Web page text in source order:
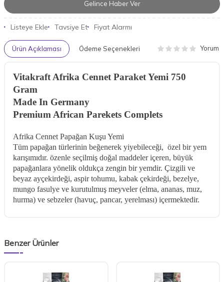
Gelince Haber Ver
Listeye Ekle Tavsiye Et Fiyat Alarmı
Ürün Açıklaması Ödeme Seçenekleri Yorum
Vitakraft Afrika Cennet Paraket Yemi 750
Gram
Made In Germany
Premium African Parekets Complets
Afrika Cennet Papağan Kuşu Yemi
Tüm papağan türlerinin beğenerek yiyebileceği, özel bir yem
karışımıdır. özenle seçilmiş doğal maddeler içeren, büyük
papağanlara yönelik oldukça zengin bir yemdir. Çizgili ve
beyaz ayçekirdeği, aspir tohumu, kabak çekirdeği, bezelye,
mungo fasulye ve kurutulmuş meyveler (elma, ananas, muz,
hurma) ve sebzeler (havuç, pancar, yerelması) içermektedir.
Benzer Ürünler